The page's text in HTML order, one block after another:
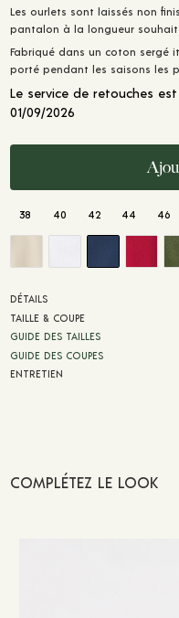
Les ourlets sont laissés non
pantalon à la longueur
Fabriqué dans un coton sergé
porté pendant les saisons les
Le service de retouches
01/09/2026
38 40 42 44 46
DÉTAILS
TAILLE & COUPE
GUIDE DES TAILLES
GUIDE DES COUPES
ENTRETIEN
COMPLÉTEZ LE LOOK